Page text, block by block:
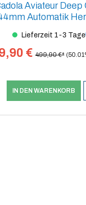
Aviateur Deep
Automatik
Lieferzeit 1-3 Tage
€ 499,90 €*
IN DEN WARENKORB